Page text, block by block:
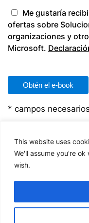
This website uses
We'll assume you're
wish.
Me gustaría
ofertas sobre
organizaciones y
Microsoft.
leave
this
field
* campos necesarios